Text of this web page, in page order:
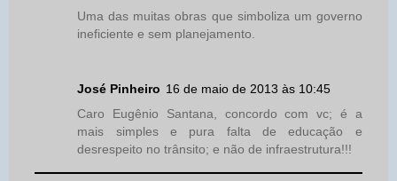
Uma das muitas obras que simboliza um governo
ineficiente e sem planejamento.
José Pinheiro 16 de maio de 2013 às 10:45
Caro Eugênio Santana, concordo com vc; é a
mais simples e pura falta de educação e
desrespeito no trânsito; e não de infraestrutura!!!